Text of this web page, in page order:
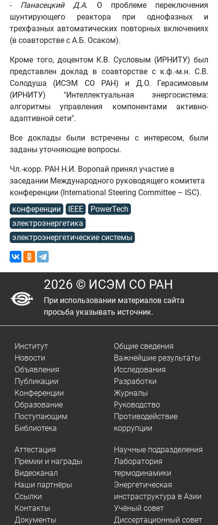
- Панасецкий Д.А. О проблеме переключения
шунтирующего реактора при однофазных и
трехфазных автоматических повторных включениях
(в соавторстве с А.Б. Осаком).
Кроме того, доцентом К.В. Сусловым (ИРНИТУ) был
представлен доклад в соавторстве с к.ф.-м.н. С.В.
Солодуша (ИСЭМ СО РАН) и Д.О. Герасимовым
(ИРНИТУ) "Интеллектуальная энергосистема:
алгоритмы управления компонентами активно-
адаптивной сети".
Все доклады были встречены с интересом, были
заданы уточняющие вопросы.
Чл.-корр. РАН Н.И. Воропай принял участие в
заседании Международного руководящего комитета
конференции (International Steering Committee – ISC).
конференции
IEEE
PowerTech
электроэнергетика
электроэнергетические системы
2026 © ИСЭМ СО РАН
При использовании материалов сайта
просьба указывать источник.
Институт
Новости
Объявления
Публикации
Конференции
Образование
Поступающим
Библиотека
Общие сведения
Важнейшие результаты
Исследования
Разработки
Журналы
Руководство
Противодействие
коррупции
Аттестация
Премии и награды
Видеоканал
Наши партнёры
Ссылки
Контакты
Документы
Научные подразделения
Лаборатория
термодинамики
Энергетическая
инстраструктура в Азии
Учёный совет
Диссертационный совет